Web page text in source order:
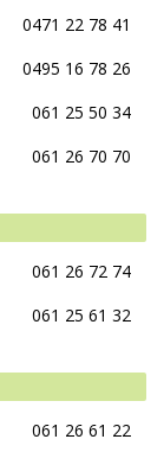
0471 22 78 41
0495 16 78 26
061 25 50 34
061 26 70 70
061 26 72 74
061 25 61 32
061 26 61 22